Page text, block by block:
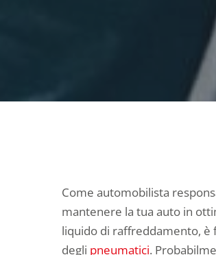
Come automobilista
mantenere la tua auto in
liquido di raffreddamento, è
degli pneumatici.